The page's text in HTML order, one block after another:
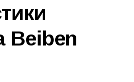
Beiben